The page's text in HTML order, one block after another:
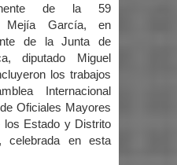
de la 59
Mejía García, en
de la Junta de
diputado Miguel
los trabajos
Internacional
Oficiales Mayores
los Estado y Distrito
celebrada en esta